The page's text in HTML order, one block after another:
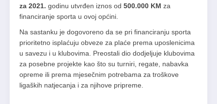
za 2021. godinu utvrđen iznos od 500.000 KM za
financiranje sporta u ovoj općini.
Na sastanku je dogovoreno da se pri financiranju sporta
prioritetno isplaćuju obveze za plaće prema uposlenicima
u savezu i u klubovima. Preostali dio dodjeljuje klubovima
za posebne projekte kao što su turniri, regate, nabavka
opreme ili prema mjesečnim potrebama za troškove
ligaških natjecanja i za njihove pripreme.